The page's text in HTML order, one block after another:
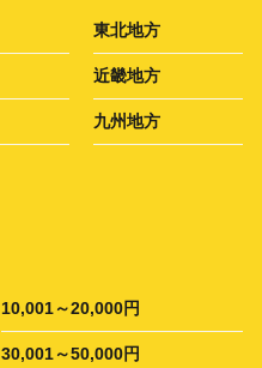
東北地方
近畿地方
九州地方
10,001～20,000円
30,001～50,000円